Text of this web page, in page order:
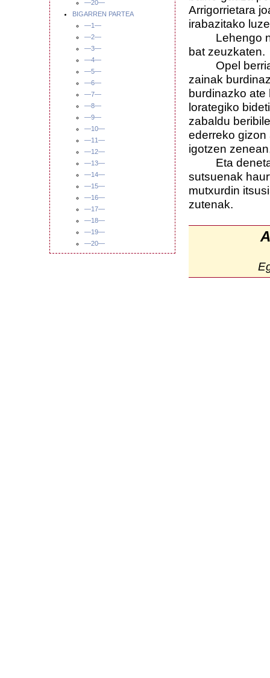
—20—
BIGARREN PARTEA
—1—
—2—
—3—
—4—
—5—
—6—
—7—
—8—
—9—
—10—
—11—
—12—
—13—
—14—
—15—
—16—
—17—
—18—
—19—
—20—
Arrigorrietara
irabazitako
Lehengo
bat zeuzkaten.
Opel berrian
zainak
burdinazko ate
lorategiko
zabaldu
ederreko gizon
igotzen
Eta
sutsuenak
mutxurdin
zutenak.